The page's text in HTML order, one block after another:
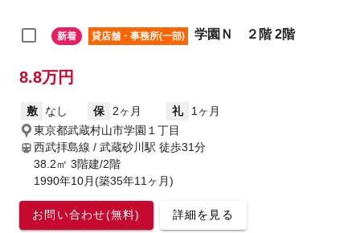
新着 貸店舗・事務所(一部) 学園Ｎ ２階 2階
8.8万円
敷 なし 保 2ヶ月 礼
1ヶ月
東京都武蔵村山市学園１丁目
西武拝島線 / 武蔵砂川駅 徒歩31分
38.2㎡ 3階建/2階
1990年10月(築35年11ヶ月)
お問い合わせ(無料) 詳細を見る